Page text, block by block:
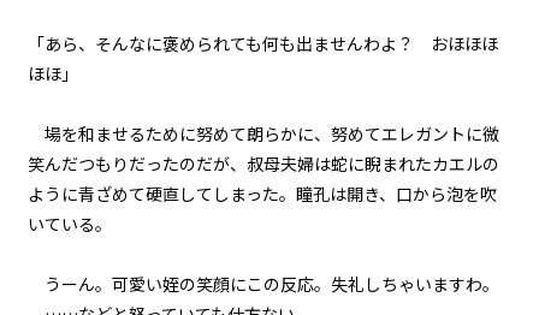
悪役令嬢、怒りの乱れ撃ち。
悪役令嬢、笑って誤魔化そうとす
るがそうは問屋が卸さなかった。
episode52
episode53
「あら、そんなに褒められても何も出ませんわよ？ おほほほ
ほほ」
場を和ませるために努めて朗らかに、努めてエレガントに微
笑んだつもりだったのだが、叔母夫婦は蛇に睨まれたカエルの
ように青ざめて硬直してしまった。瞳孔は開き、口から泡を吹
いている。
うーん。可愛い姪の笑顔にこの反応。失礼しちゃいますわ。